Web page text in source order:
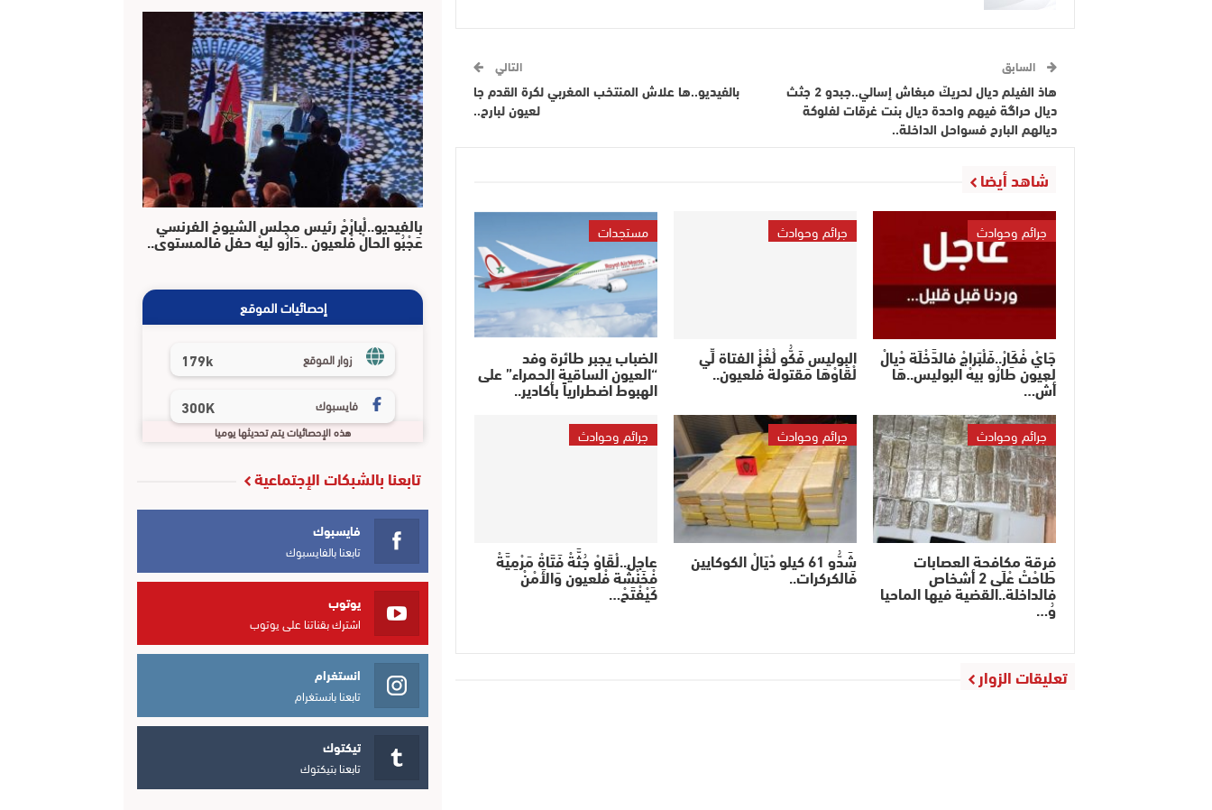
السابق
هاذ الفيلم ديال لحريكّ مبغاش إسالي..جبدو 2 جثث
ديال حراگة فيهم واحدة ديال بنت غرقات لفلوكة
ديالهم البارح فسواحل الداخلة..
التالي
بالفيديو..ها علاش المنتخب المغربي لكرة القدم جا
لعيون لبارح..
شاهد أيضا
جرائم وحوادث
جَايْ فْكَارْ..فَلْبَراجْ فالدَّخْلَة دْيالْ
لعيون طَارُو بيهْ البوليس..هَا
أشْ…
جرائم وحوادث
البوليس فَكُّو لُغْزْ الفتاة لِّي
لْقَاوْهَا مَقتولة فْلعيون..
مستجدات
الضباب يجبر طائرة وفد
“العيون الساقية الحمراء” على
الهبوط اضطرارياً بأكادير..
جرائم وحوادث
فرقة مكافحة العصابات
طَاحْتْ عْلَى 2 أشخاص
فالداخلة..القضية فيها الماحيا
وُ…
جرائم وحوادث
شَدُّو 61 كيلو دْيَالْ الكوكايين
فَالكركرات..
جرائم وحوادث
عاجل..لْقَاوْ جُثَّةْ فَتَاةْ مَرْمِيَّةْ
فْخَنْشَة فْلعيون وَالأَمْنْ
كَيْفْتَحْ…
تعليقات الزوار
بالفيديو..لْبارْحْ رئيس مجلس الشيوخ الفرنسي
عَجْبُو الحالْ فْلعيون ..دَارُو ليهْ حفل فالمستوى..
إحصائيات الموقع
زوار الموقع 179k
فايسبوك 300K
هذه الإحصائيات يتم تحديثها يوميا
تابعنا بالشبكات الإجتماعية
فايسبوك
تابعنا بالفايسبوك
يوتوب
اشترك بقناتنا على يوتوب
انستغرام
تابعنا بانستغرام
تيكتوك
تابعنا بتيكتوك